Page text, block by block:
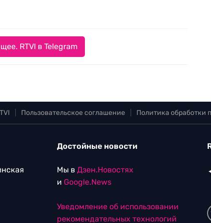
RTVI в Telegram
Пользовательское соглашение Политика обработки
Достойные новости
Мы в Дзен.Новостях
и Google.News
Уведомление об использовании
рекомендательных технологий